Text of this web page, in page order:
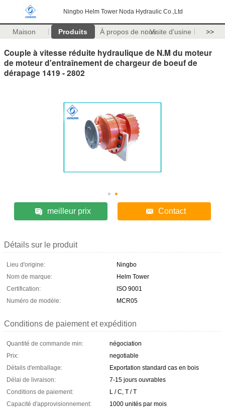
Ningbo Helm Tower Noda Hydraulic Co.,Ltd
Maison Produits À propos de nousVisite d'usine >>
Couple à vitesse réduite hydraulique de N.M du moteur
de moteur d'entraînement de chargeur de boeuf de
dérapage 1419 - 2802
meilleur prix Contact
Détails sur le produit
Lieu d'origine:
Ningbo
Nom de marque:
Helm Tower
Certification:
ISO 9001
Numéro de modèle:
MCR05
Conditions de paiement et expédition
Quantité de commande min:
négociation
Prix:
negotiable
Détails d'emballage:
Exportation standard cas en bois
Délai de livraison:
7-15 jours ouvrables
Conditions de paiement:
L / C, T / T
Capacité d'approvisionnement:
1000 unités par mois